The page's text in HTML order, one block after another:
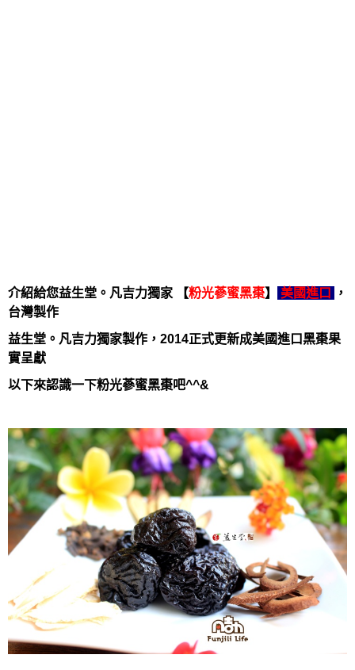
介紹給您益生堂。凡吉力獨家 【粉光蔘蜜黑棗】 美國進口
，
台灣製作
益生堂。凡吉力獨家製作，2014正式更新成美國進口黑棗果
實呈獻
以下來認識一下粉光蔘蜜黑棗吧^^&